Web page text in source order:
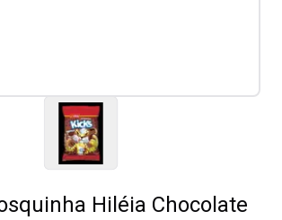
Hiléia Chocolate